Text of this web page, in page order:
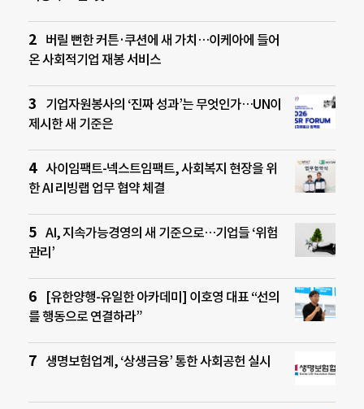
버릴 뻔한 커튼·쿠션에 새 가치…이케아에 들어
온 사회적기업 재봉 서비스
기업자원봉사의 ‘진짜 성과’는 무엇인가…UN이
제시한 새 기준은
사이임팩트-넥스트임팩트, 사회복지 현장을 위
한 AI 리빙랩 업무 협약 체결
AI, 지속가능경영의 새 기준으로…기업들 ‘위험
관리’
[유한양행-유일한 아카데미] 이호영 대표 “선의
를 행동으로 연결하라”
생명보험업계, ‘상생금융’ 통한 사회공헌 실시